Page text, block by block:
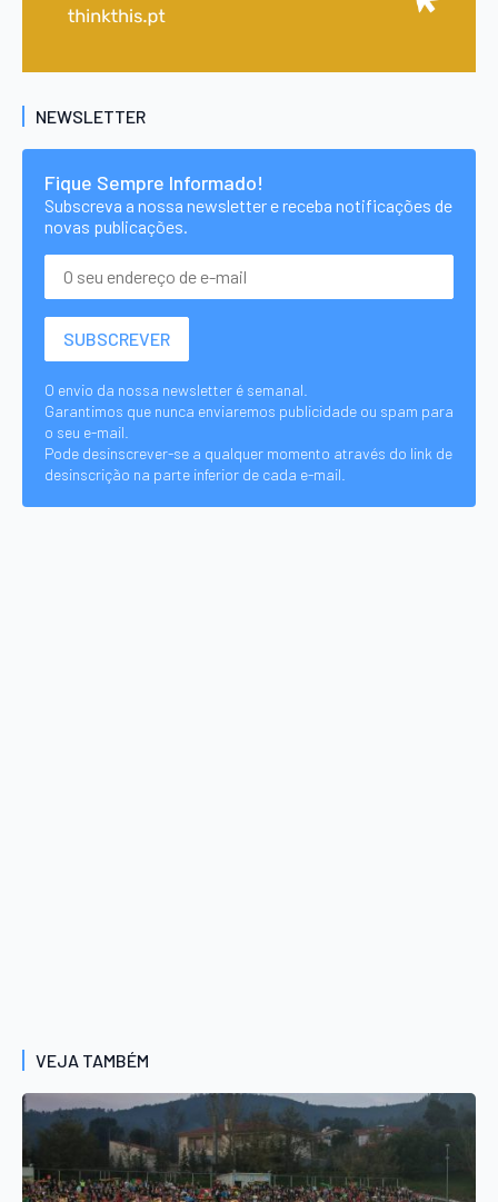
NEWSLETTER
Fique Sempre Informado!
Subscreva a nossa newsletter e receba notificações de
novas publicações.
O envio da nossa newsletter é semanal.
Garantimos que nunca enviaremos publicidade ou spam para
o seu e-mail.
Pode desinscrever-se a qualquer momento através do link de
desinscrição na parte inferior de cada e-mail.
VEJA TAMBÉM